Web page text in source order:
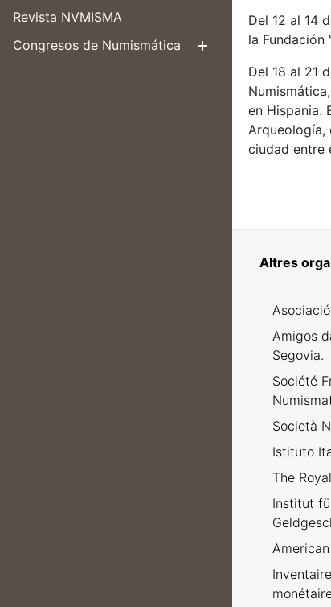
Revista NVMISMA
Congresos de Numismática
Mostrar/
Del 12 al 14
la
Del 18 al 21
en Hispania.
Arqueología,
ciudad entre
Altres
Amigos
Segovia.
Société
Società
Istituto
The
Institut